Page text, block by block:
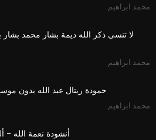
محمد ابراهيم
لا تنسى ذكر الله ديمة بشار محمد
محمد ابراهيم
حمودة ريتال عبد الله بدون
محمد ابراهيم
أنشودة نعمة الله -